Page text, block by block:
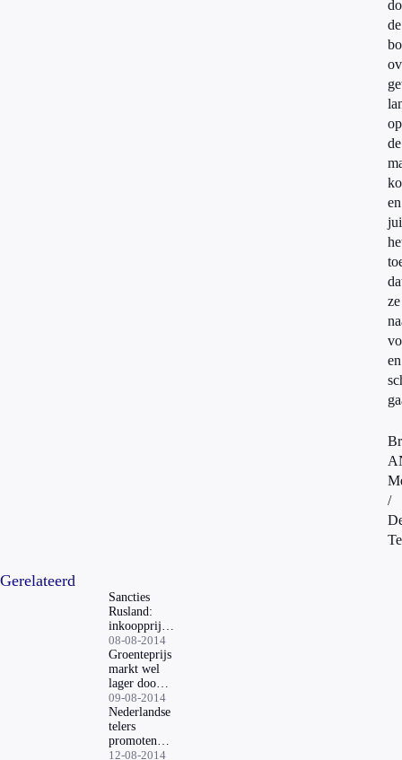
de
op
de
en
ze
en
/
Gerelateerd
Sancties
Rusland:
inkoopprijzen
groente
omlaag
08-08-2014
Groenteprijs
markt wel
lager door
boycot
09-08-2014
Nederlandse
telers
promoten
groenten uit
12-08-2014